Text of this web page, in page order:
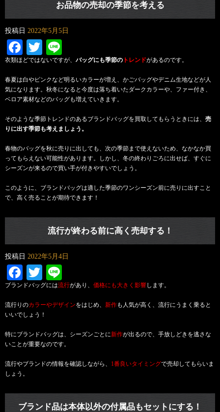
お品物の売却の季節を考える
投稿日 2022年5月5日
Facebook
Twitter
衣類ほどではないですが、 バッグにも季節の トレンドがあるのです。
春夏は白やピンクなど明るいカラーが増え、かごバッグやデニム生地などが人
気になります。秋冬になると今度は落ち着いたダークカラーや、ファー付き、
ベロア素材などのバッグも増えていきます。
そのような季節トレンドのあるブランドバッグを買取してもらうときには、 売
りに出す季節も考えましょう。
春物のバッグを秋に売りに出しても、次の季節まで使えないため、なかなか買
ってもらえない可能性があります。しかし、冬の終わりごろに出せば、すぐに
シーズンが来るので買い手が付きやすいでしょう。
このように、 ブランドバッグは適した季節のワンシーズン前に売りに出すこと
で、高く売ることが期待できます！
流行が終わる前に高く売却する！
投稿日 2022年5月4日
Facebook
Twitter
ブランドバッグには流行があり、 価格にも大きく影響します。
流行りのカラーやデザインをはじめ、 新作も人気が高く、流行にうまく乗ると
いいでしょう！
特にブランドバッグは、シーズンごとに新作が出るので、手放しどきを逃さな
いことが重要なのです。
流行やブランドの情報を確認しながら、 1番良いタイミングで売却してもらいま
しょう。
ブランド品は本体以外の付属品もセットにする！